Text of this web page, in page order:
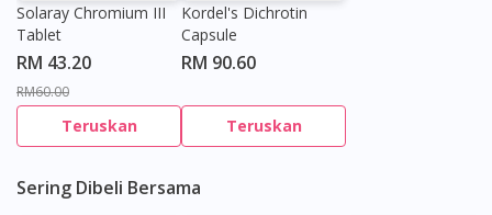
Solaray Chromium III
Tablet
RM 43.20
RM60.00
Teruskan
Kordel's Dichrotin
Capsule
RM 90.60
Teruskan
Sering Dibeli Bersama